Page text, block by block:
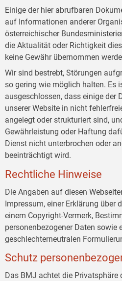
Einige der hier abrufbaren
auf Informationen anderer
österreichischer
die Aktualität oder Richtigkeit
keine Gewähr übernommen
Wir sind bestrebt, Störungen
so gering wie möglich halten. Es
ausgeschlossen, dass einige der
unserer Website in nicht
angelegt oder strukturiert sind,
Gewährleistung oder Haftung
Dienst nicht unterbrochen oder
beeinträchtigt wird.
Rechtliche Hinweise
Die Angaben auf diesen
Impressum, einer Erklärung über
einem Copyright-Vermerk,
personenbezogener Daten sowie
geschlechterneutralen
Schutz
Das BMJ achtet die Privatsphäre